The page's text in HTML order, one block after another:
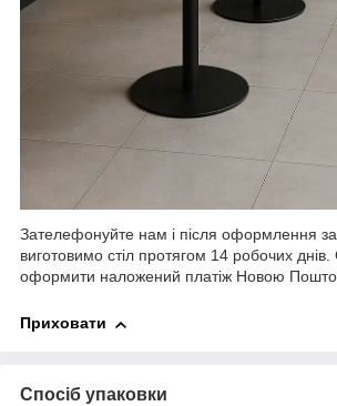
Зателефонуйте нам і після оформлення
виготовимо стіл протягом 14 робочих
оформити наложений платіж Новою
Приховати
Спосіб упаковки